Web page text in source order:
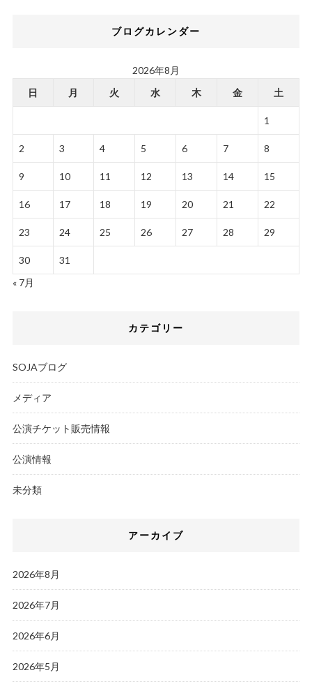
ブログカレンダー
2026年8月
日
月 火 水 木 金 土
1
2 3 4 5 6 7 8
9 10 11 12 13 14 15
16 17 18 19 20 21 22
23 24 25 26 27 28 29
30
31
« 7月
カテゴリー
SOJAブログ
メディア
公演チケット販売情報
公演情報
未分類
アーカイブ
2026年8月
2026年7月
2026年6月
2026年5月